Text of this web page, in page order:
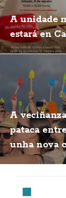
A unidade
estará en
A
pataca
unha nova